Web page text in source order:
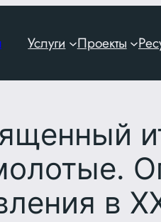
Услуги Проекты
в